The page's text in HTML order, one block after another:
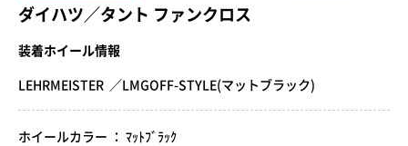
ダイハツ／タント ファンクロス
装着ホイール情報
LEHRMEISTER ／LMGOFF-STYLE(マットブラック)
ホイールカラー ： ﾏｯﾄﾌﾞﾗｯｸ